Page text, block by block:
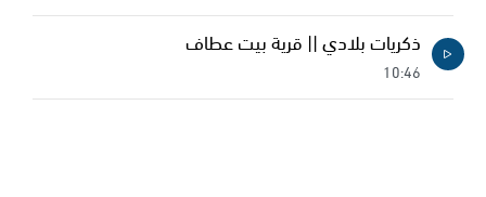
ذكريات بلادي || قرية بيت عطاف
10:46